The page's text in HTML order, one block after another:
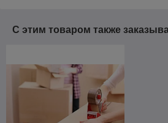
С этим товаром также